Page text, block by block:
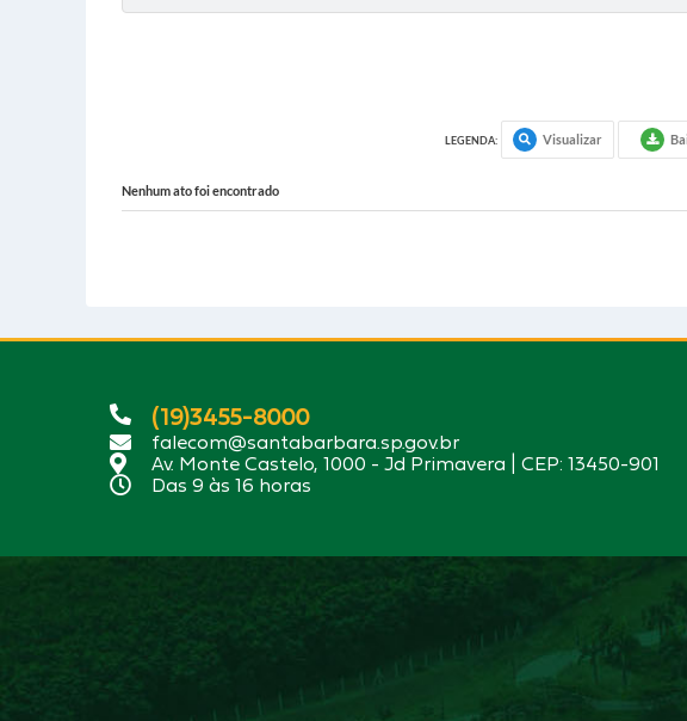
LEGENDA: Visualizar
Nenhum ato foi encontrado
(19)3455-8000
falecom@santabarbara.sp.gov.br
Av. Monte Castelo, 1000 - Jd Primavera | CEP: 13450-901
Das 9 às 16 horas